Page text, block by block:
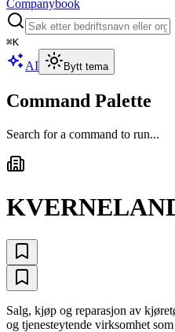
Companybook
⌘K
AI Bytt tema
Command Palette
Search for a command to run...
Salg, kjøp og reparasjon av
og tjenesteytende virksomhet